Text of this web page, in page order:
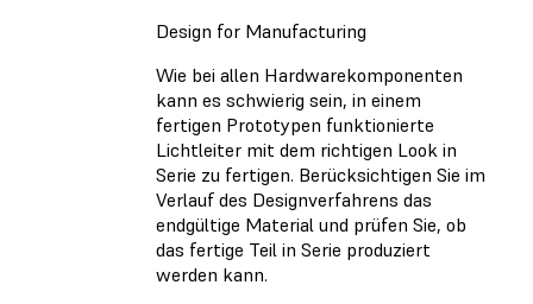
Design for Manufacturing
Wie bei allen Hardwarekomponenten
kann es schwierig sein, in einem
fertigen Prototypen funktionierte
Lichtleiter mit dem richtigen Look in
Serie zu fertigen. Berücksichtigen Sie im
Verlauf des Designverfahrens das
endgültige Material und prüfen Sie, ob
das fertige Teil in Serie produziert
werden kann.